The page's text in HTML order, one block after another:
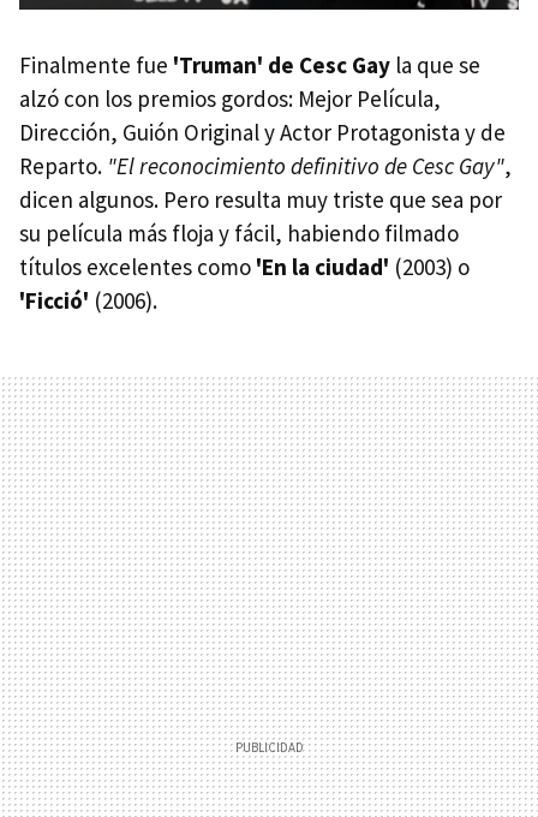
Finalmente fue 'Truman' de Cesc Gay la que se
alzó con los premios gordos: Mejor Película,
Dirección, Guión Original y Actor Protagonista y de
Reparto. "El reconocimiento definitivo de Cesc Gay",
dicen algunos. Pero resulta muy triste que sea por
su película más floja y fácil, habiendo filmado
títulos excelentes como 'En la ciudad' (2003) o
'Ficció' (2006).